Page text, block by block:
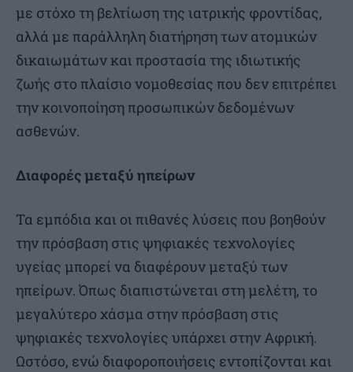
με στόχο τη βελτίωση της ιατρικής φροντίδας,
αλλά με παράλληλη διατήρηση των ατομικών
δικαιωμάτων και προστασία της ιδιωτικής
ζωής στο πλαίσιο νομοθεσίας που δεν επιτρέπει
την κοινοποίηση προσωπικών δεδομένων
ασθενών.
Διαφορές μεταξύ ηπείρων
Τα εμπόδια και οι πιθανές λύσεις που βοηθούν
την πρόσβαση στις ψηφιακές τεχνολογίες
υγείας μπορεί να διαφέρουν μεταξύ των
ηπείρων. Όπως διαπιστώνεται στη μελέτη, το
μεγαλύτερο χάσμα στην πρόσβαση στις
ψηφιακές τεχνολογίες υπάρχει στην Αφρική.
Ωστόσο, ενώ διαφοροποιήσεις εντοπίζονται και